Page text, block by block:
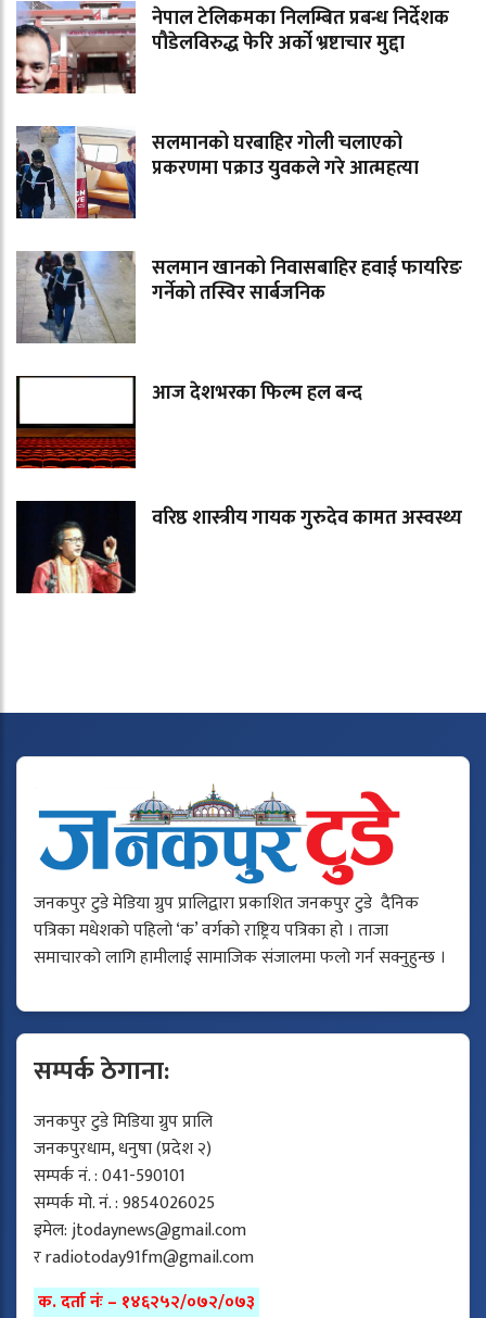
नेपाल टेलिकमका निलम्बित प्रबन्ध निर्देशक
पौडेलविरुद्ध फेरि अर्को भ्रष्टाचार मुद्दा
सलमानको घरबाहिर गोली चलाएको
प्रकरणमा पक्राउ युवकले गरे आत्महत्या
सलमान खानको निवासबाहिर हवाई फायरिङ
गर्नेको तस्विर सार्बजनिक
आज देशभरका फिल्म हल बन्द
वरिष्ठ शास्त्रीय गायक गुरुदेव कामत अस्वस्थ्य
जनकपुर टुडे मेडिया ग्रुप प्रालिद्वारा प्रकाशित जनकपुर टुडे दैनिक
पत्रिका मधेशको पहिलो ‘क’ वर्गको राष्ट्रिय पत्रिका हो । ताजा
समाचारको लागि हामीलाई सामाजिक संजालमा फलो गर्न सक्नुहुन्छ ।
सम्पर्क ठेगाना:
जनकपुर टुडे मिडिया ग्रुप प्रालि
जनकपुरधाम, धनुषा (प्रदेश २)
सम्पर्क नं. : 041-590101
सम्पर्क मो. नं. : 9854026025
इमेल:jtodaynews@gmail.com
रradiotoday91fm@gmail.com
क. दर्ता नंः – १४६२५२/०७२/०७३